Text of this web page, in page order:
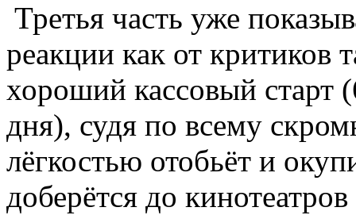
Третья часть уже
реакции как от критиков
хороший кассовый
дня), судя по всему
лёгкостью отобьёт и
доберётся до